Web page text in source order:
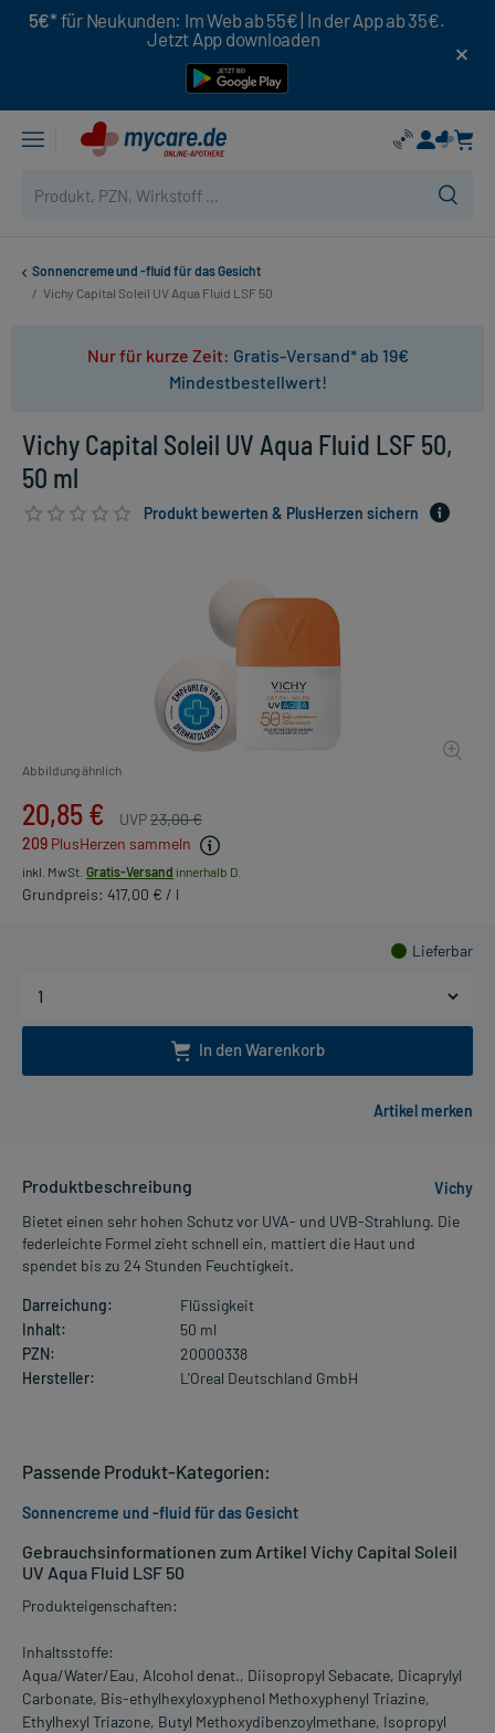
5€* für Neukunden: Im Web ab 55€ | In der App ab 35€.
Jetzt App downloaden
Sonnencreme und -fluid für das Gesicht
/ Vichy Capital Soleil UV Aqua Fluid LSF 50
Nur für kurze Zeit: Gratis-Versand* ab 19€
Mindestbestellwert!
Vichy Capital Soleil UV Aqua Fluid LSF 50,
50 ml
Produkt bewerten & PlusHerzen sichern
Abbildung ähnlich
20,85 € UVP23,00 €
209 PlusHerzen sammeln
inkl. MwSt. Gratis-Versand innerhalb D.
Grundpreis: 417,00 € / l
Lieferbar
In den Warenkorb
Produktbeschreibung
Vichy
Bietet einen sehr hohen Schutz vor UVA- und UVB-Strahlung. Die
federleichte Formel zieht schnell ein, mattiert die Haut und
spendet bis zu 24 Stunden Feuchtigkeit.
Darreichung:
Flüssigkeit
Inhalt:
50 ml
PZN:
20000338
Hersteller:
L'Oreal Deutschland GmbH
Gebrauchsinformationen zum Artikel Vichy Capital Soleil
UV Aqua Fluid LSF 50
Produkteigenschaften:
Inhaltsstoffe:
Aqua/Water/Eau, Alcohol denat., Diisopropyl Sebacate, Dicaprylyl
Carbonate, Bis-ethylhexyloxyphenol Methoxyphenyl Triazine,
Ethylhexyl Triazone, Butyl Methoxydibenzoylmethane, Isopropyl
Passende Produkt-Kategorien:
Sonnencreme und -fluid für das Gesicht